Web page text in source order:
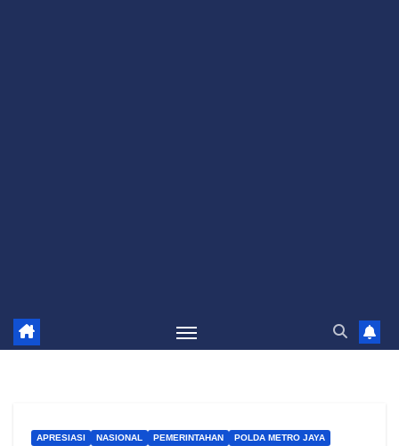
APRESIASI NASIONAL PEMERINTAHAN POLDA METRO JAYA